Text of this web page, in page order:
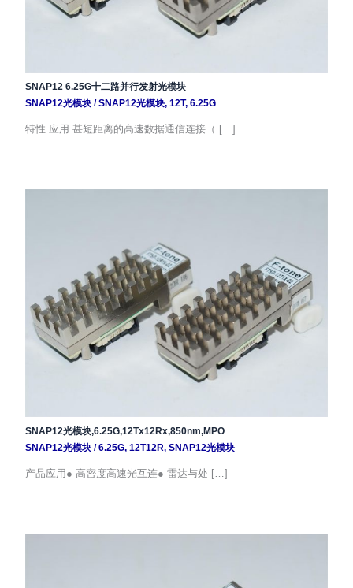
SNAP12 6.25G十二路并行发射光模块
SNAP12光模块/SNAP12光模块, 12T, 6.25G
特性 应用 甚短距离的高速数据通信连接（ […]
SNAP12光模块,6.25G,12Tx12Rx,850nm,MPO
SNAP12光模块/6.25G, 12T12R, SNAP12光模块
产品应用● 高密度高速光互连● 雷达与处 […]